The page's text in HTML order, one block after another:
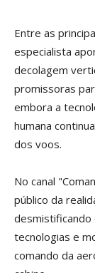
Entre as
especialista
decolagem
promissoras
embora a
humana
dos voos.
No canal
público da
desmistificando
tecnologias e
comando da